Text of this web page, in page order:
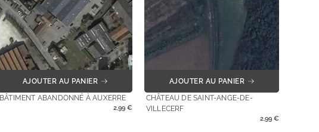
AJOUTER AU PANIER
BÂTIMENT ABANDONNÉ À AUXERRE
2,99 €
AJOUTER AU PANIER
CHÂTEAU DE SAINT-ANGE-DE-
VILLECERF
2,99 €